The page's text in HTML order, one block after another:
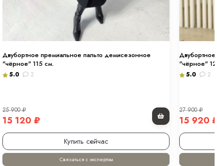
Двубортное премиальное пальто демисезонное
"чёрное" 115 см.
5.0 2
25 900₽
15 120 ₽
Купить сейчас
Связаться с экспертом
"чёрное"
5.0 2
27 900₽
15 920